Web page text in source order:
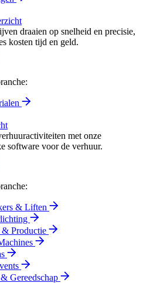
draaien op snelheid en precisie,
kosten tijd en geld.
met onze
software voor de verhuur.
& Liften
& Productie
Gereedschap